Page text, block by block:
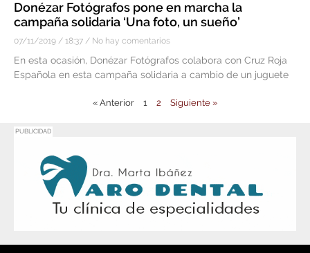
Donézar Fotógrafos pone en marcha la
campaña solidaria ‘Una foto, un sueño’
07/11/2019 18:37 No hay comentarios
En esta ocasión, Donézar Fotógrafos colabora con Cruz Roja
Española en esta campaña solidaria a cambio de un juguete
« Anterior 1 2 Siguiente »
PUBLICIDAD